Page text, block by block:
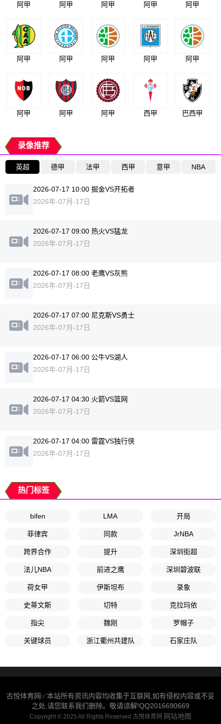
阿甲 阿甲 阿甲 阿甲 阿甲
阿甲 阿甲 阿甲 阿甲 阿甲
阿甲 阿甲 阿甲 西甲 巴西甲
录像推荐
英超 德甲 法甲 西甲 意甲 NBA
2026-07-17 10:00 掘金VS开拓者
2026年-07月-17日
2026-07-17 09:00 热火VS猛龙
2026年-07月-17日
2026-07-17 08:00 老鹰VS灰熊
2026年-07月-17日
2026-07-17 07:00 尼克斯VS勇士
2026年-07月-17日
2026-07-17 06:00 公牛VS湖人
2026年-07月-17日
2026-07-17 04:30 火箭VS篮网
2026年-07月-17日
2026-07-17 04:00 雷霆VS独行侠
2026年-07月-17日
热门标签
bifen LMA 开局
菲律宾 同款 JrNBA
跨界合作 提升 深圳街超
法儿NBA 前进之鹰 深圳碧波联
荷女甲 伊斯坦布 录象
史蒂文斯 切特 克拉玛依
指尖 魏刚 罗帽子
关键球员 浙江衢州共建队 石家庄队
古悦体育网✅本站所有资讯内容均收集于互联网,如有侵权内容或不妥
之处,请您联系我们删除。敬请谅解!QQ2016690669
Copyright © 2025 All Rights Reserved 古悦体育网 网站地图